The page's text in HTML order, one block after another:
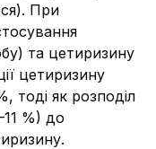
При
та цетиризину
цетиризину
тоді як розподіл
%) до